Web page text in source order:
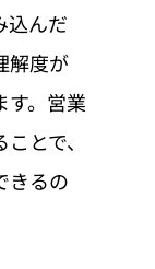
込んだ
解度が
す。営業
とで、
きるの